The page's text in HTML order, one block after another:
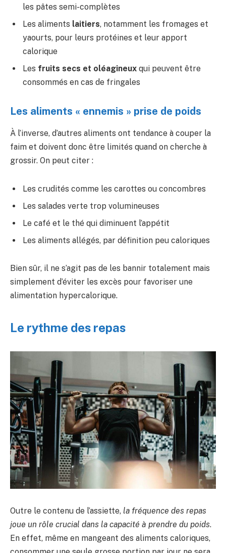
les pâtes semi-complètes
Les aliments laitiers, notamment les fromages et
yaourts, pour leurs protéines et leur apport
calorique
Les fruits secs et oléagineux qui peuvent être
consommés en cas de fringales
Les aliments « ennemis » prise de poids
À l’inverse, d’autres aliments ont tendance à couper la
faim et doivent donc être limités quand on cherche à
grossir. On peut citer :
Les crudités comme les carottes ou concombres
Les salades verte trop volumineuses
Le café et le thé qui diminuent l’appétit
Les aliments allégés, par définition peu caloriques
Bien sûr, il ne s’agit pas de les bannir totalement mais
simplement d’éviter les excès pour favoriser une
alimentation hypercalorique.
Le rythme des repas
Outre le contenu de l’assiette, la fréquence des repas
joue un rôle crucial dans la capacité à prendre du poids.
En effet, même en mangeant des aliments caloriques,